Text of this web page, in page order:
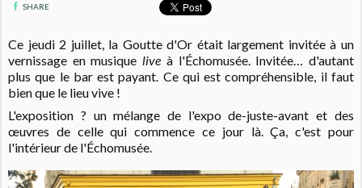
SHARE
Ce jeudi 2 juillet, la Goutte d'Or était largement invitée à un
vernissage en musiquelive à l'Échomusée. Invitée… d'autant
plus que le bar est payant. Ce qui est compréhensible, il faut
bien que le lieu vive !
L'exposition ? un mélange de l'expo de-juste-avant et des
œuvres de celle qui commence ce jour là. Ça, c'est pour
l'intérieur de l'Échomusée.